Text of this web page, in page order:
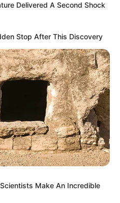
Delivered A Second Shock
Stop After This Discovery
Make An Incredible